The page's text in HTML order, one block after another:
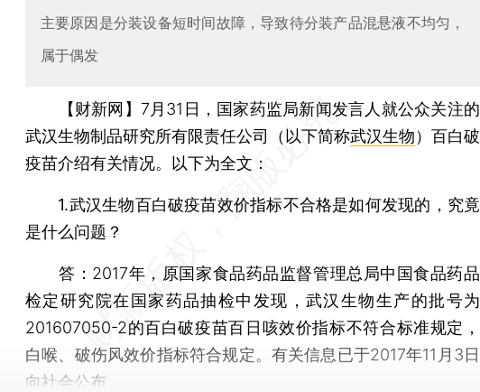
主要原因是分装设备短时间故障，导致待分装产品混悬液不均匀，
属于偶发
【财新网】 7月31日，国家药监局新闻发言人就公众关注的
武汉生物制品研究所有限责任公司（以下简称武汉生物）百白破
疫苗介绍有关情况。以下为全文：
1.武汉生物百白破疫苗效价指标不合格是如何发现的，究竟
是什么问题？
答： 2017年，原国家食品药品监督管理总局中国食品药品
检定研究院在国家药品抽检中发现，武汉生物生产的批号为
201607050-2的百白破疫苗百日咳效价指标不符合标准规定，
白喉、破伤风效价指标符合规定。有关信息已于2017年11月3日
向社会公布。